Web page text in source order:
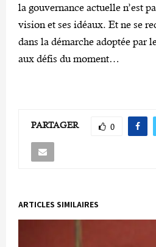
la gouvernance actuelle n’est
vision et ses idéaux. Et ne se
dans la démarche adoptée par
aux défis du moment…
PARTAGER 0
ARTICLES SIMILAIRES